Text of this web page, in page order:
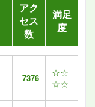
アク
セス
数
満足
度
7376
☆☆
☆☆